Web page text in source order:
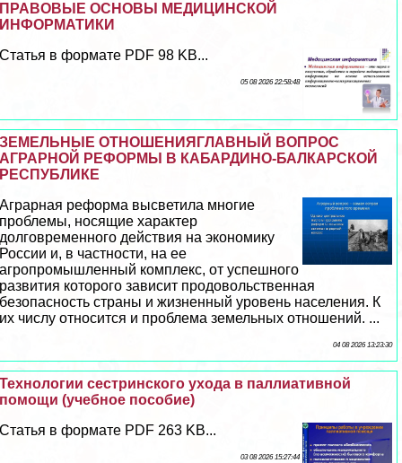
ПРАВОВЫЕ ОСНОВЫ МЕДИЦИНСКОЙ
ИНФОРМАТИКИ
Статья в формате PDF 98 KB...
05 08 2026 22:58:48
ЗЕМЕЛЬНЫЕ ОТНОШЕНИЯГЛАВНЫЙ ВОПРОС
АГРАРНОЙ РЕФОРМЫ В КАБАРДИНО-БАЛКАРСКОЙ
РЕСПУБЛИКЕ
Аграрная реформа высветила многие
проблемы, носящие хаpaктер
долговременного действия на экономику
России и, в частности, на ее
агропромышленный комплекс, от успешного
развития которого зависит продовольственная
безопасность страны и жизненный уровень населения. К
их числу относится и проблема земельных отношений. ...
04 08 2026 13:23:30
Технологии сестринского ухода в паллиативной
помощи (учебное пособие)
Статья в формате PDF 263 KB...
03 08 2026 15:27:44